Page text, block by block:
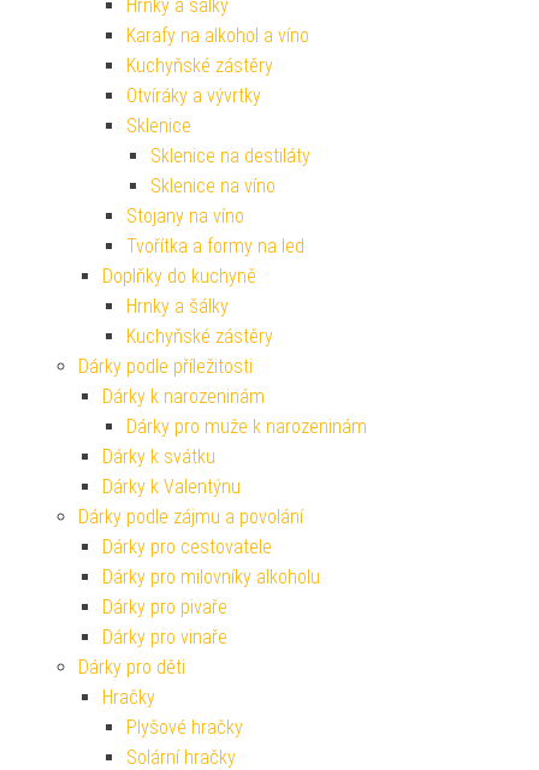
Hrnky a šálky
Karafy na alkohol a víno
Kuchyňské zástěry
Otvíráky a vývrtky
Sklenice
Sklenice na destiláty
Sklenice na víno
Stojany na víno
Tvořítka a formy na led
Doplňky do kuchyně
Hrnky a šálky
Kuchyňské zástěry
Dárky podle příležitosti
Dárky k narozeninám
Dárky pro muže k narozeninám
Dárky k svátku
Dárky k Valentýnu
Dárky podle zájmu a povolání
Dárky pro cestovatele
Dárky pro milovníky alkoholu
Dárky pro pivaře
Dárky pro vinaře
Dárky pro děti
Hračky
Plyšové hračky
Solární hračky